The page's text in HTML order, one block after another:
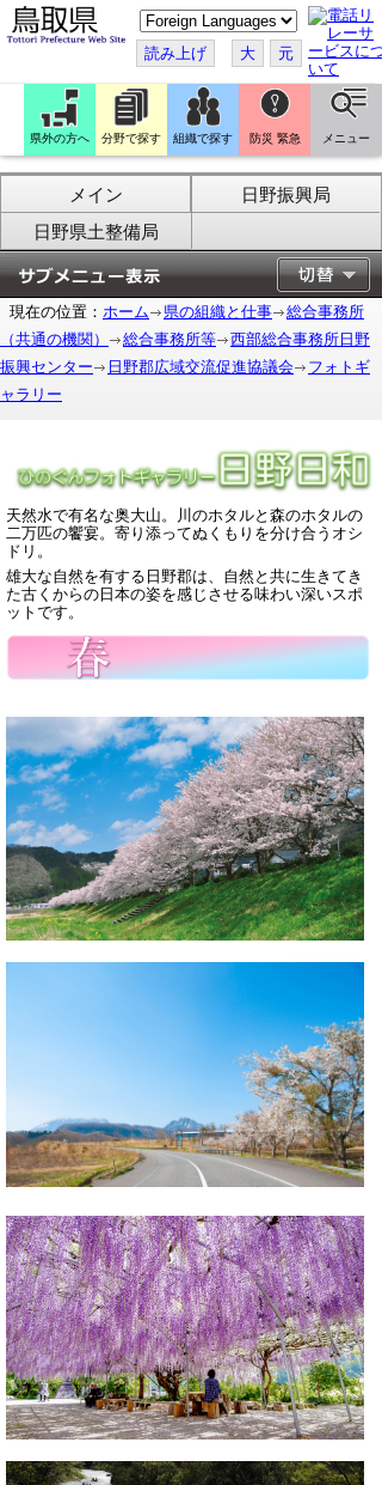
こ
の
ペ
ー
ジ
翻
訳
す
る
読み上げ 大 元
県外の方へ 分野で探す 組織で探す 防災 緊急 メニュー
メイン
日野振興局
日野県土整備局
現在の位置： ホーム 県の組織と仕事
総合事務所
（共通の機関）
総合事務所等
西部総合事務所日野
振興センター
日野郡広域交流促進協議会
フォトギ
ャラリー
天然水で有名な奥大山。
川のホタルと森のホタルの
二万匹の饗宴。寄り添ってぬくもりを分け合うオシ
ドリ。
雄大な自然を有する日野郡は、 自然と共に生きてき
た古くからの日本の姿を感じさせる味わい深いスポ
ットです。